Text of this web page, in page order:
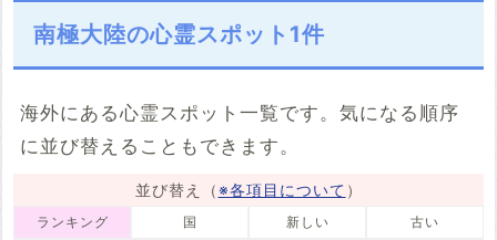
2件 3件 1件
北朝鮮 マレーシア
ニュージーラン
2件
チェコ
アイルランド
1件
スロバキア
1件
ポーランド
1件
アルゼンチン
1件
南アフリカ
1件 1件
2件 3件 19件
足音
13件
声
26件
人影
11件
祟り
南極大陸の心霊スポット1件
海外にある心霊スポット一覧です。気になる順序
に並び替えることもできます。
並び替え（※各項目について ）
ランキング 国 新しい
古い